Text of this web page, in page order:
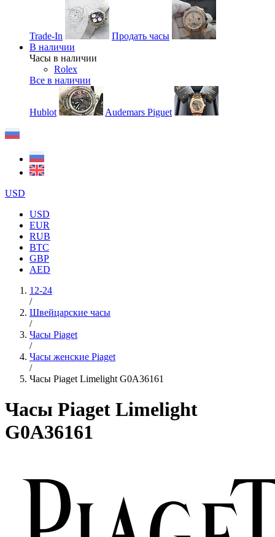
Trade-In
Продать часы
В наличии
Часы в наличии
Rolex
Все в наличии
Hublot Audemars Piguet
USD
USD
EUR
RUB
BTC
GBP
AED
12-24
/
Швейцарские часы
/
Часы Piaget
/
Часы женские Piaget
/
Часы Piaget Limelight G0A36161
Часы Piaget Limelight
G0A36161